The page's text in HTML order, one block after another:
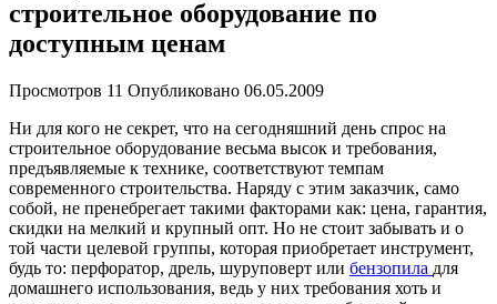
строительное оборудование по
доступным ценам
Просмотров 11 Опубликовано 06.05.2009
Ни для кого не секрет, что на сегодняшний день спрос на
строительное оборудование весьма высок и требования,
предъявляемые к технике, соответствуют темпам
современного строительства. Наряду с этим заказчик, само
собой, не пренебрегает такими факторами как: цена, гарантия,
скидки на мелкий и крупный опт. Но не стоит забывать и о
той части целевой группы, которая приобретает инструмент,
будь то: перфоратор, дрель, шуруповерт или бензопила для
домашнего использования, ведь у них требования хоть и